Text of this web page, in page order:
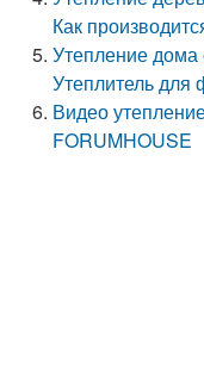
Как
Утепление дома
Утеплитель для
Видео
FORUMHOUSE